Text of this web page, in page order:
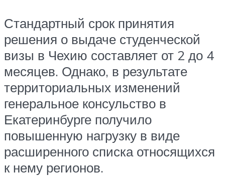
Стандартный срок принятия
решения о выдаче студенческой
визы в Чехию составляет от 2 до 4
месяцев. Однако, в результате
территориальных изменений
генеральное консульство в
Екатеринбурге получило
повышенную нагрузку в виде
расширенного списка относящихся
к нему регионов.